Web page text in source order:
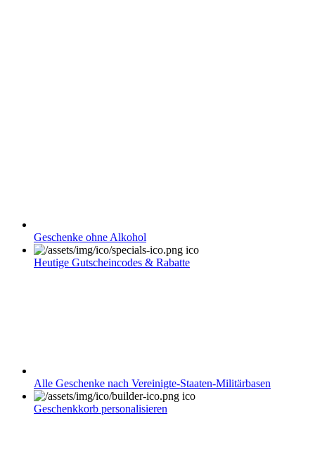
Geschenke ohne Alkohol
Heutige Gutscheincodes & Rabatte
Alle Geschenke nach Vereinigte-Staaten-Militärbasen
Geschenkkorb personalisieren